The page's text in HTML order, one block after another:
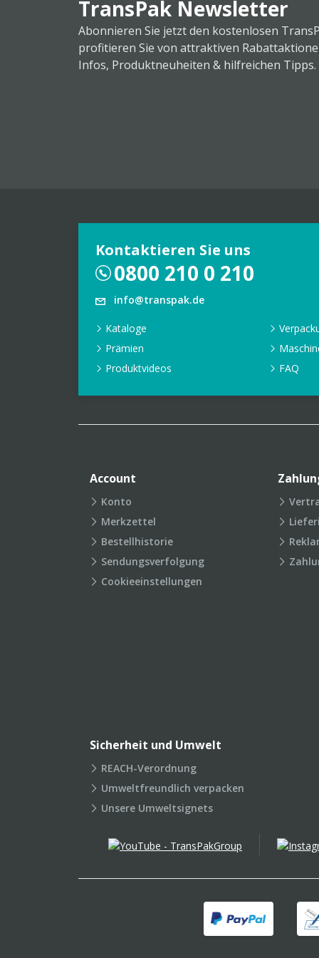
TransPak Newsletter
Abonnieren Sie jetzt den kostenlosen
profitieren Sie von attraktiven
Infos, Produktneuheiten & hilfreichen Tipps.
Kontaktieren Sie uns
0800 210 0 210
info@transpak.de
Kataloge
Prämien
Produktvideos
FAQ
Account
Konto
Merkzettel
Bestellhistorie
Sendungsverfolgung
Cookieeinstellungen
Sicherheit und Umwelt
REACH-Verordnung
Umweltfreundlich verpacken
Unsere Umweltsignets